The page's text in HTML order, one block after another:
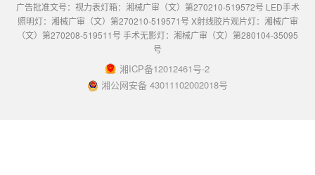
广告批准文号：视力表灯箱：湘械广审（文）第270210-519572号 LED手术
照明灯：湘械广审（文）第270210-519571号 X射线胶片观片灯：湘械广审
（文）第270208-519511号 手术无影灯：湘械广审（文）第280104-35095
号
湘ICP备12012461号-2
湘公网安备 43011102002018号